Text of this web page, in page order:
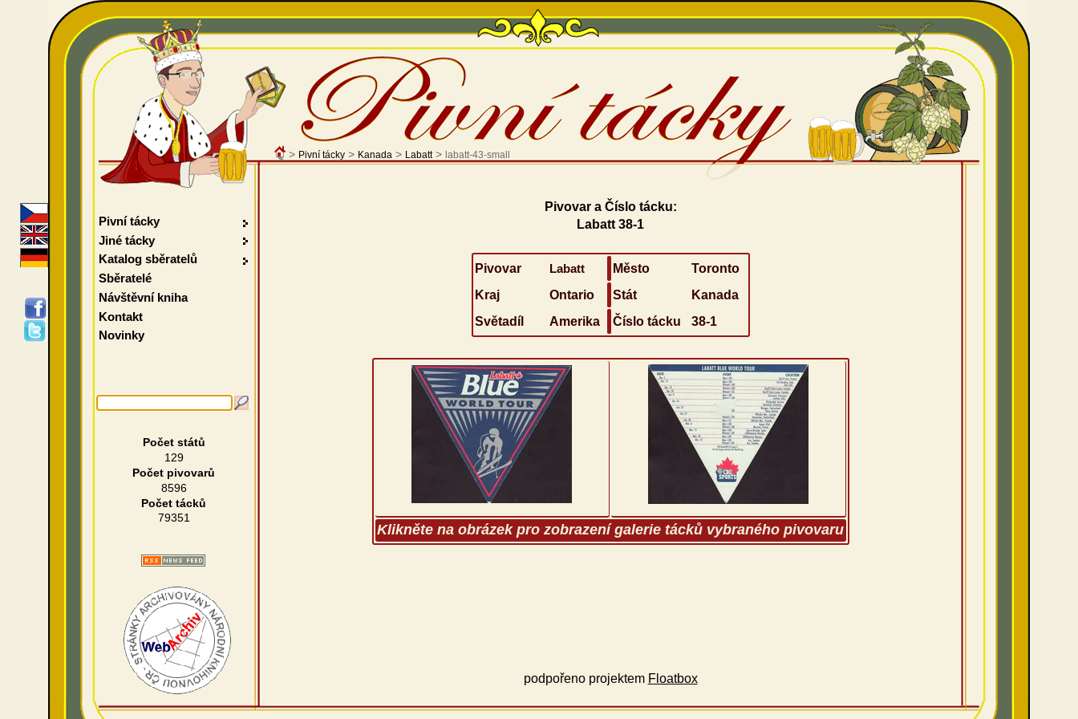
> Pivní tácky> Kanada> Labatt> labatt-43-small
Pivovar a Číslo tácku:
Labatt 38-1
Pivovar Labatt Město
Toronto
Kraj
Ontario Stát
Kanada
Světadíl
Amerika Číslo tácku 38-1
Klikněte na obrázek pro zobrazení galerie tácků vybraného pivovaru
podpořeno projektem Floatbox
Pivní tácky
Jiné tácky
Katalog sběratelů
Sběratelé
Návštěvní kniha
Kontakt
Novinky
Počet států
129
Počet pivovarů
8596
Počet tácků
79351